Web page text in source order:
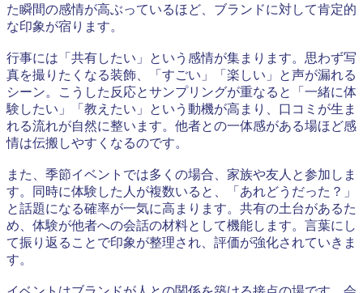
た瞬間の感情が高ぶっているほど、ブランドに対して肯定的
な印象が宿ります。
行事には「共有したい」という感情が集まります。思わず写
真を撮りたくなる装飾、「すごい」「楽しい」と声が漏れる
シーン。こうした反応とサンプリングが重なると「一緒に体
験したい」「教えたい」という動機が高まり、口コミが生ま
れる流れが自然に整います。他者との一体感がある場ほど感
情は伝搬しやすくなるのです。
また、季節イベントでは多くの場合、家族や友人と参加しま
す。同時に体験した人が複数いると、「あれどうだった？」
と話題になる確率が一気に高まります。共有の土台があるた
め、体験が他者への会話の材料として機能します。言葉にし
て振り返ることで印象が整理され、評価が強化されていきま
す。